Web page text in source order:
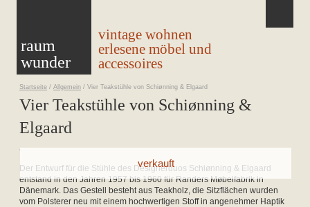
raum
wunder
vintage wohnen
erlesene möbel und
accessoires
Startseite / Allgemein / Vier Teakstühle von Schiønning & Elgaard
Vier Teakstühle von Schiønning &
Elgaard
Der Entwurf für die Stühle des Designerduos Schiønning & Elgaard
entstand in den Jahren 1957 bis 1960 für Randers Møbelfabrik in
Dänemark. Das Gestell besteht aus Teakholz, die Sitzflächen wurden
vom Polsterer neu mit einem hochwertigen Stoff in angenehmer Haptik